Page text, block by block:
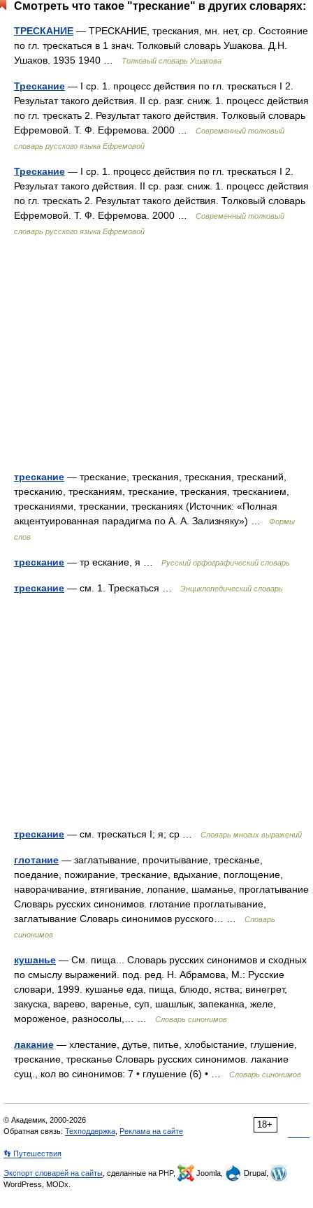
Смотреть что такое "трескание" в других словарях:
ТРЕСКАНИЕ — ТРЕСКАНИЕ, трескания, мн. нет, ср. Состояние
по гл. трескаться в 1 знач. Толковый словарь Ушакова. Д.Н.
Ушаков. 1935 1940 …
Толковый словарь Ушакова
Трескание — I ср. 1. процесс действия по гл. трескаться I 2.
Результат такого действия. II ср. разг. сниж. 1. процесс действия
по гл. трескать 2. Результат такого действия. Толковый словарь
Ефремовой. Т. Ф. Ефремова. 2000 …
Современный толковый
словарь русского языка Ефремовой
Трескание — I ср. 1. процесс действия по гл. трескаться I 2.
Результат такого действия. II ср. разг. сниж. 1. процесс действия
по гл. трескать 2. Результат такого действия. Толковый словарь
Ефремовой. Т. Ф. Ефремова. 2000 …
Современный толковый
словарь русского языка Ефремовой
трескание — трескание, трескания, трескания, тресканий,
тресканию, тресканиям, трескание, трескания, тресканием,
тресканиями, трескании, тресканиях (Источник: «Полная
акцентуированная парадигма по А. А. Зализняку») …
Формы
слов
трескание — тр ескание, я … Русский орфографический словарь
трескание — см. 1. Трескаться … Энциклопедический словарь
трескание — см. трескаться I; я; ср … Словарь многих выражений
глотание — заглатывание, прочитывание, тресканье,
поедание, пожирание, трескание, вдыхание, поглощение,
наворачивание, втягивание, лопание, шаманье, проглатывание
Словарь русских синонимов. глотание проглатывание,
заглатывание Словарь синонимов русского… …
Словарь
синонимов
кушанье — См. пища... Словарь русских синонимов и сходных
по смыслу выражений. под. ред. Н. Абрамова, М.: Русские
словари, 1999. кушанье еда, пища, блюдо, яства; винегрет,
закуска, варево, варенье, суп, шашлык, запеканка, желе,
мороженое, разносолы,… …
Словарь синонимов
лакание — хлестание, дутье, питье, хлобыстание, глушение,
трескание, тресканье Словарь русских синонимов. лакание
сущ., кол во синонимов: 7 • глушение (6) • …
Словарь синонимов
18+
© Академик, 2000-2026
Обратная связь: Техподдержка Реклама на сайте
👣 Путешествия
Экспорт словарей на сайты , сделанные на PHP, Joomla,
Drupal,
WordPress, MODx.